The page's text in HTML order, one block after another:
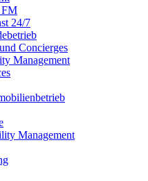
FM
24/7
Concierges
Management
Management